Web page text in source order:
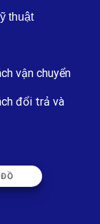
thuật
vận chuyển
đổi trả và